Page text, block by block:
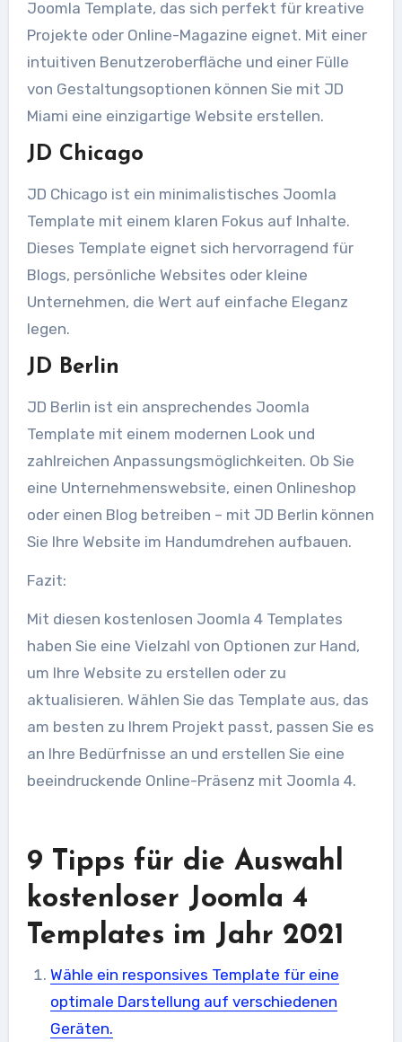
Joomla Template, das sich perfekt für kreative
Projekte oder Online-Magazine eignet. Mit einer
intuitiven Benutzeroberfläche und einer Fülle
von Gestaltungsoptionen können Sie mit JD
Miami eine einzigartige Website erstellen.
JD Chicago
JD Chicago ist ein minimalistisches Joomla
Template mit einem klaren Fokus auf Inhalte.
Dieses Template eignet sich hervorragend für
Blogs, persönliche Websites oder kleine
Unternehmen, die Wert auf einfache Eleganz
legen.
JD Berlin
JD Berlin ist ein ansprechendes Joomla
Template mit einem modernen Look und
zahlreichen Anpassungsmöglichkeiten. Ob Sie
eine Unternehmenswebsite, einen Onlineshop
oder einen Blog betreiben – mit JD Berlin können
Sie Ihre Website im Handumdrehen aufbauen.
Fazit:
Mit diesen kostenlosen Joomla 4 Templates
haben Sie eine Vielzahl von Optionen zur Hand,
um Ihre Website zu erstellen oder zu
aktualisieren. Wählen Sie das Template aus, das
am besten zu Ihrem Projekt passt, passen Sie es
an Ihre Bedürfnisse an und erstellen Sie eine
beeindruckende Online-Präsenz mit Joomla 4.
9 Tipps für die Auswahl
kostenloser Joomla 4
Templates im Jahr 2021
Wähle ein responsives Template für eine
optimale Darstellung auf verschiedenen
Geräten.